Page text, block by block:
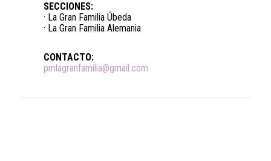
SECCIONES:
· La Gran Familia Úbeda
· La Gran Familia Alemania
CONTACTO:
pmlagranfamilia@gmail.com